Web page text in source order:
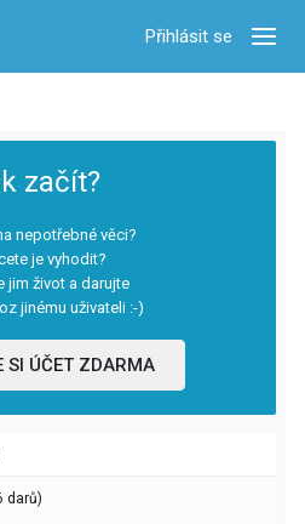
Přihlásit se
začít?
nepotřebné věci?
je vyhodit?
jim život a darujte
jinému uživateli :-)
SI ÚČET ZDARMA
darů)